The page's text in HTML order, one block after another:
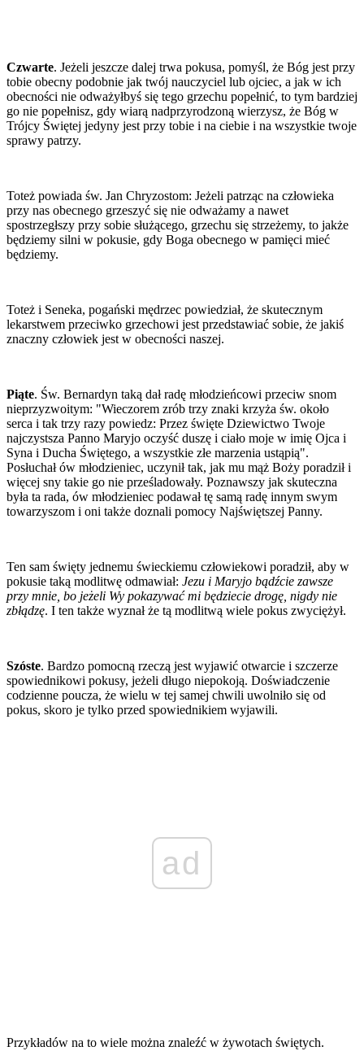
Czwarte. Jeżeli jeszcze dalej trwa pokusa, pomyśl, że Bóg jest przy
tobie obecny podobnie jak twój nauczyciel lub ojciec, a jak w ich
obecności nie odważyłbyś się tego grzechu popełnić, to tym bardziej
go nie popełnisz, gdy wiarą nadprzyrodzoną wierzysz, że Bóg w
Trójcy Świętej jedyny jest przy tobie i na ciebie i na wszystkie twoje
sprawy patrzy.
Toteż powiada św. Jan Chryzostom: Jeżeli patrząc na człowieka
przy nas obecnego grzeszyć się nie odważamy a nawet
spostrzegłszy przy sobie służącego, grzechu się strzeżemy, to jakże
będziemy silni w pokusie, gdy Boga obecnego w pamięci mieć
będziemy.
Toteż i Seneka, pogański mędrzec powiedział, że skutecznym
lekarstwem przeciwko grzechowi jest przedstawiać sobie, że jakiś
znaczny człowiek jest w obecności naszej.
Piąte. Św. Bernardyn taką dał radę młodzieńcowi przeciw snom
nieprzyzwoitym: "Wieczorem zrób trzy znaki krzyża św. około
serca i tak trzy razy powiedz: Przez święte Dziewictwo Twoje
najczystsza Panno Maryjo oczyść duszę i ciało moje w imię Ojca i
Syna i Ducha Świętego, a wszystkie złe marzenia ustąpią".
Posłuchał ów młodzieniec, uczynił tak, jak mu mąż Boży poradził i
więcej sny takie go nie prześladowały. Poznawszy jak skuteczna
była ta rada, ów młodzieniec podawał tę samą radę innym swym
towarzyszom i oni także doznali pomocy Najświętszej Panny.
Ten sam święty jednemu świeckiemu człowiekowi poradził, aby w
pokusie taką modlitwę odmawiał: Jezu i Maryjo bądźcie zawsze
przy mnie, bo jeżeli Wy pokazywać mi będziecie drogę, nigdy nie
zbłądzę. I ten także wyznał że tą modlitwą wiele pokus zwyciężył.
Szóste. Bardzo pomocną rzeczą jest wyjawić otwarcie i szczerze
spowiednikowi pokusy, jeżeli długo niepokoją. Doświadczenie
codzienne poucza, że wielu w tej samej chwili uwolniło się od
pokus, skoro je tylko przed spowiednikiem wyjawili.
ad
Przykładów na to wiele można znaleźć w żywotach świętych.